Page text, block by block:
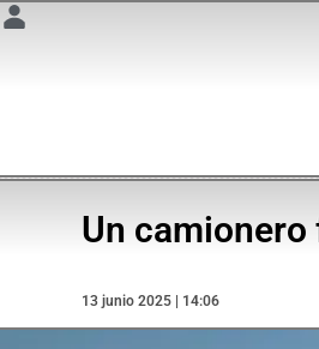
Un camionero
13 junio 2025 | 14:06